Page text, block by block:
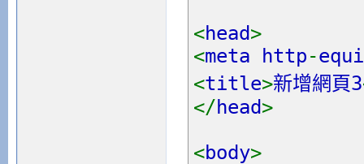
<head>
<meta http-
<title>新增網頁3
</head>
<body>